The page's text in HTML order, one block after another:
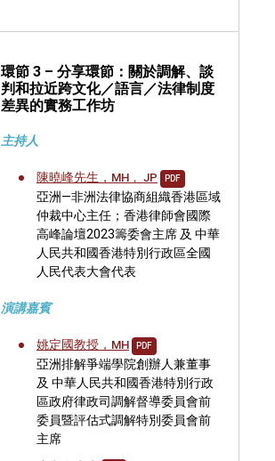
環節 3 – 分享環節：關於調解、談
判和拉近跨文化／語言／法律制度
差異的實務工作坊
主持人
陳曉峰先生， MH， JP PDF
亞洲—非洲法律協商組織香港區域
仲裁中心主任；香港律師會國際
高峰論壇2023籌委會主席 及 中華
人民共和國香港特別行政區全國
人民代表大會代表
演講嘉賓
姚定國教授， MH PDF
亞洲排解爭端學院創辦人兼董事
及 中華人民共和國香港特別行政
區政府律政司調解督導委員會前
委員暨評估式調解特別委員會前
主席